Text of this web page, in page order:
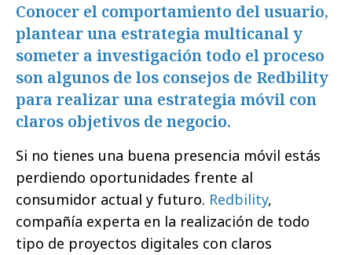
Conocer el comportamiento del usuario,
plantear una estrategia multicanal y
someter a investigación todo el proceso
son algunos de los consejos de Redbility
para realizar una estrategia móvil con
claros objetivos de negocio.
Si no tienes una buena presencia móvil estás
perdiendo oportunidades frente al
consumidor actual y futuro. Redbility,
compañía experta en la realización de todo
tipo de proyectos digitales con claros